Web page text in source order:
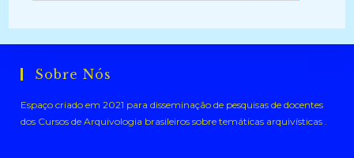
Sobre Nós
Espaço criado em 2021 para disseminação de pesquisas de docentes
dos Cursos de Arquivologia brasileiros sobre temáticas arquivísticas .